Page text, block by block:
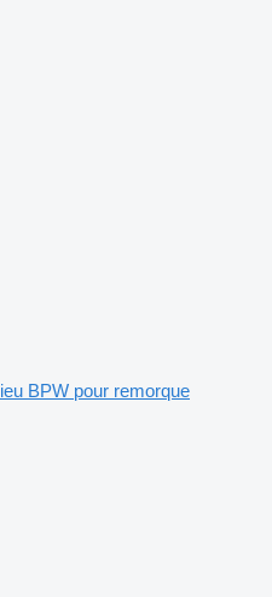
BPW pour remorque